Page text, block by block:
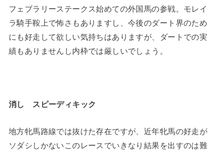
フェブラリーステークス始めての外国馬の参戦。モレイ
ラ騎手鞍上で怖さもありますし、今後のダート界のため
にも好走して欲しい気持ちはありますが、ダートでの実
績もありませんし内枠では厳しいでしょう。
消し スピーディキック
地方牝馬路線では抜けた存在ですが、近年牝馬の好走が
ソダシしかないこのレースでいきなり結果を出すのは難